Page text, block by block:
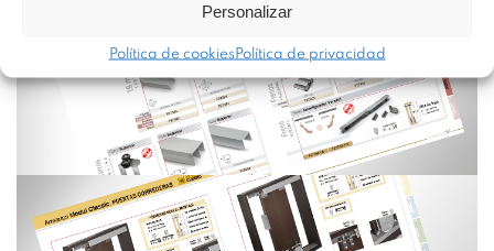
Personalizar
Política de cookies Política de privacidad
Conjunto 16 y 19 mm.